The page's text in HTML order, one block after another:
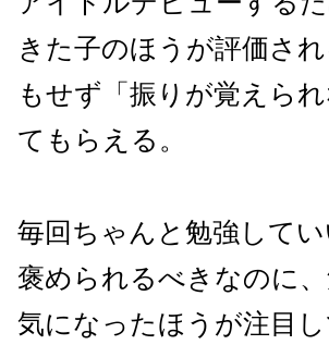
きた子のほうが評価さ
もせず「振りが覚えら
てもらえる。
毎回ちゃんと勉強して
褒められるべきなのに
気になったほうが注目